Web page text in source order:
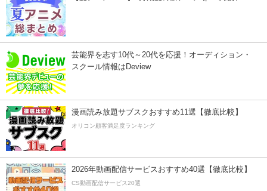
芸能界を志す10代～20代を応援！オーディション・
スクール情報はDeview
漫画読み放題サブスクおすすめ11選【徹底比較】
オリコン顧客満足度ランキング
2026年動画配信サービスおすすめ40選【徹底比較】
CS動画配信サービス20選